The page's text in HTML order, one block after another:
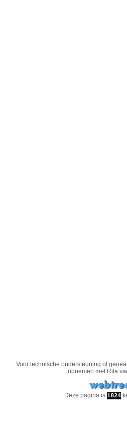
Voor technische ondersteuning of
opnemen met Rita
Deze pagina is 1824